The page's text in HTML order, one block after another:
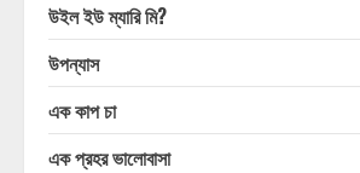
উইল ইউ ম্যারি মি?
উপন্যাস
এক কাপ চা
এক প্রহর ভালোবাসা